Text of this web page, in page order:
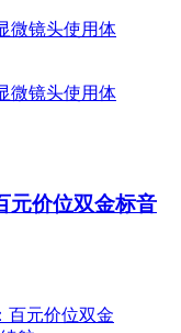
元价位双金标音